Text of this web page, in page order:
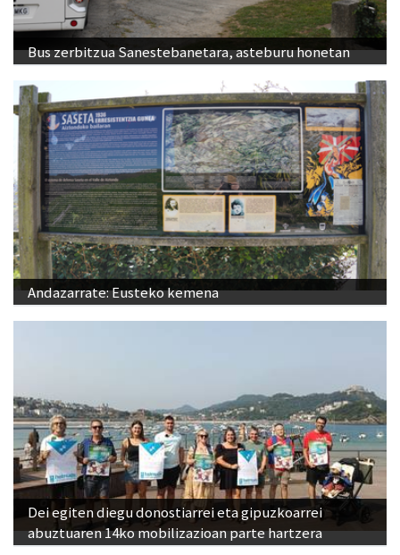
Bus zerbitzua Sanestebanetara, asteburu honetan
Andazarrate: Eusteko kemena
Dei egiten diegu donostiarrei eta gipuzkoarrei
abuztuaren 14ko mobilizazioan parte hartzera